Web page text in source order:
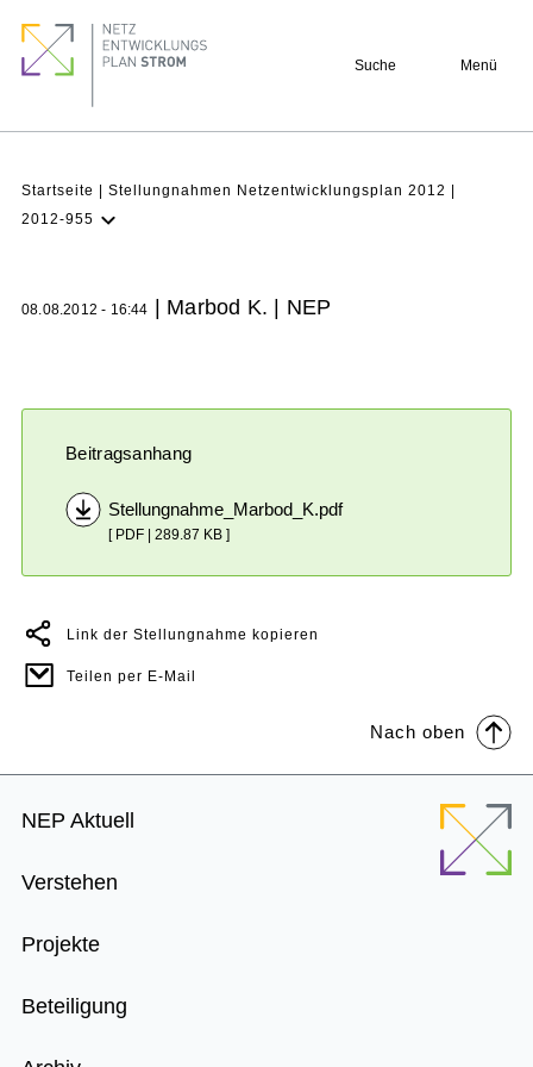
zum
Inhalt
Suche Menü
Pfadnavigation
Startseite
Stellungnahmen Netzentwicklungsplan 2012
2012-955
Verstehen
08.08.2012 - 16:44 | Marbod K. | NEP
Beitragsanhang
Stellungnahme_Marbod_K.pdf
[ PDF | 289.87 KB ]
Link der Stellungnahme kopieren
Teilen per E-Mail
Nach oben
Footer
NEP Aktuell
Verstehen
Projekte
Beteiligung
quick
links